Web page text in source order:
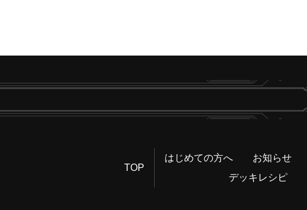
TOP
はじめての方へ お知らせ
デッキレシピ